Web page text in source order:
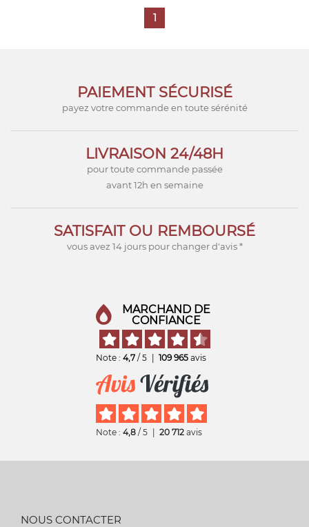
1
PAIEMENT SÉCURISÉ
payez votre commande en toute sérénité
LIVRAISON 24/48H
pour toute commande passée
avant 12h en semaine
SATISFAIT OU REMBOURSÉ
vous avez 14 jours pour changer d'avis *
MARCHAND DE
CONFIANCE
Note : 4,7 / 5 109 965 avis
Note : 4,8 / 5 20 712 avis
NOUS CONTACTER